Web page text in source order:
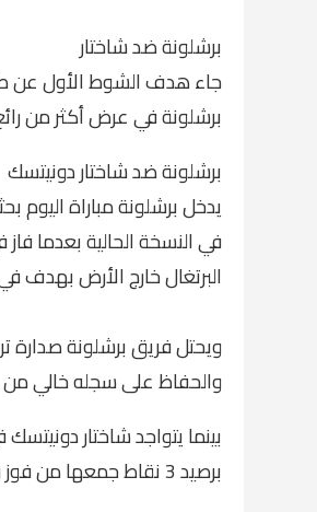
برشلونة ضد شاختار
برشلونة في عرض أكثر من رائع
برشلونة ضد شاختار دونيتسك
يدخل برشلونة مباراة اليوم
في النسخة الحالية بعدما
البرتغال خارج الأرض بهدف
والحفاظ على سجله خالي من التعادلات أو
بينما يتواجد شاختار
برصيد 3 نقاط جمعها من فوز وخسارة وتسجيل 3 أهداف وتلقي 2.